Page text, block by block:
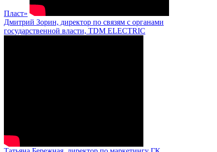
Пласт»
Дмитрий Зорин, директор по связям с органами
государственной власти, TDM ELECTRIC